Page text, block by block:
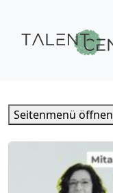
Seitenmenü öffnen